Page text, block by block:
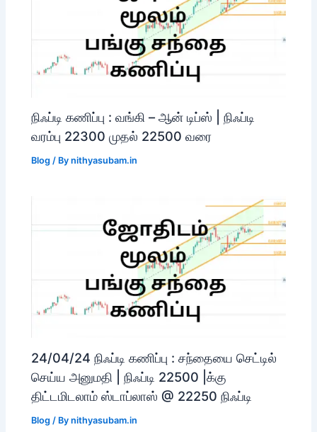
நிஃப்டி கணிப்பு : வங்கி – ஆன் டிப்ஸ் | நிஃப்டி
வரம்பு 22300 முதல் 22500 வரை
Blog / Bynithyasubam.in
24/04/24 நிஃப்டி கணிப்பு : சந்தையை செட்டில்
செய்ய அனுமதி | நிஃப்டி 22500 |க்கு
திட்டமிடலாம் ஸ்டாப்லாஸ் @ 22250 நிஃப்டி
Blog / Bynithyasubam.in